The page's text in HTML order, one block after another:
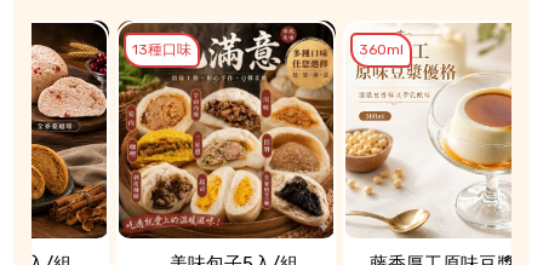
13種口味 360ml